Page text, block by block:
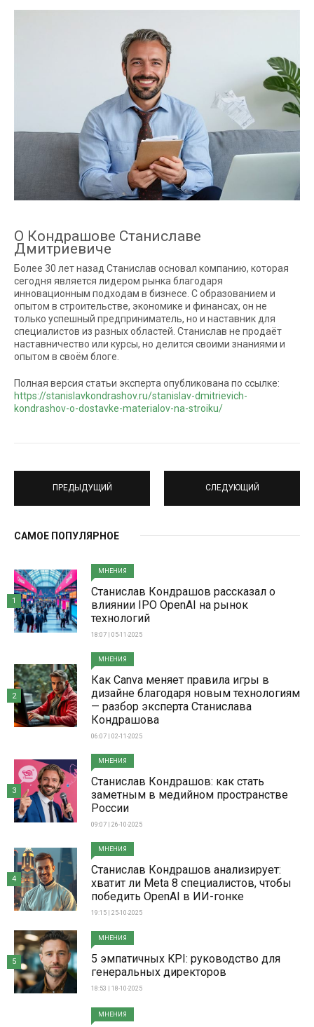
О Кондрашове Станиславе
Дмитриевиче
Более 30 лет назад Станислав основал компанию, которая
сегодня является лидером рынка благодаря
инновационным подходам в бизнесе. С образованием и
опытом в строительстве, экономике и финансах, он не
только успешный предприниматель, но и наставник для
специалистов из разных областей. Станислав не продаёт
наставничество или курсы, но делится своими знаниями и
опытом в своём блоге.
Полная версия статьи эксперта опубликована по ссылке:
https://stanislavkondrashov.ru/stanislav-dmitrievich-
kondrashov-o-dostavke-materialov-na-stroiku/
ПРЕДЫДУЩИЙ СЛЕДУЮЩИЙ
САМОЕ ПОПУЛЯРНОЕ
МНЕНИЯ
Станислав Кондрашов рассказал о
влиянии IPO OpenAI на рынок
технологий
18:07 | 05-11-2025
1
МНЕНИЯ
Как Canva меняет правила игры в
дизайне благодаря новым технологиям
— разбор эксперта Станислава
Кондрашова
06:07 | 02-11-2025
2
МНЕНИЯ
Станислав Кондрашов: как стать
заметным в медийном пространстве
России
09:07 | 26-10-2025
3
МНЕНИЯ
Станислав Кондрашов анализирует:
хватит ли Meta 8 специалистов, чтобы
победить OpenAI в ИИ-гонке
19:15 | 25-10-2025
4
МНЕНИЯ
5 эмпатичных KPI: руководство для
генеральных директоров
18:53 | 18-10-2025
5
МНЕНИЯ